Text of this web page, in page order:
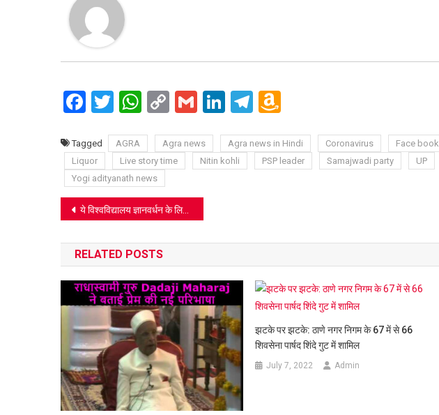
Facebook
Twitter
WhatsApp
CopyGmailLinkedIn
Telegram
List
Tagged AGRA Agra news Agra news in Hindi Coronavirus Face book
Liquor
Live story time Nitin kohli PSP leader Samajwadi party UP
Yogi adityanath news
Post
navigation
ये विश्वविद्यालय ज्ञानवर्धन के लिए करा रहा प्रश्नोत्तरी प्रतियोगिता
RELATED POSTS
झटके पर झटके: ठाणे नगर निगम के 67 में से 66
शिवसेना पार्षद शिंदे गुट में शामिल
July 7, 2022 Admin